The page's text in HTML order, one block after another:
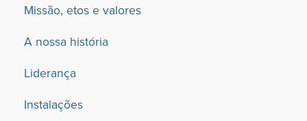
Missão, etos e valores
A nossa história
Liderança
Instalações